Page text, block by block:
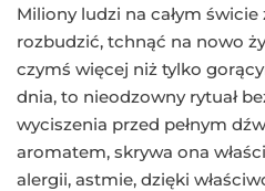
Miliony ludzi na całym
rozbudzić, tchnąć na nowo
czymś więcej niż tylko
dnia, to nieodzowny rytuał
wyciszenia przed pełnym
aromatem, skrywa ona
alergii, astmie, dzięki